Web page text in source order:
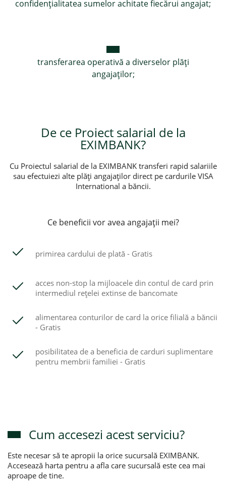
confidenţialitatea sumelor achitate fiecărui angajat;
transferarea operativă a diverselor plăţi
angajaţilor;
De ce Proiect salarial de la
EXIMBANK?
Cu Proiectul salarial de la EXIMBANK transferi rapid salariile
sau efectuiezi alte plăți angajaților direct pe cardurile VISA
International a băncii.
Ce beneficii vor avea angajații mei?
primirea cardului de plată - Gratis
acces non-stop la mijloacele din contul de card prin
intermediul reţelei extinse de bancomate
alimentarea conturilor de card la orice filială a băncii
- Gratis
posibilitatea de a beneficia de carduri suplimentare
pentru membrii familiei - Gratis
Cum accesezi acest serviciu?
Este necesar să te apropii la orice sucursală EXIMBANK.
Accesează harta pentru a afla care sucursală este cea mai
aproape de tine.